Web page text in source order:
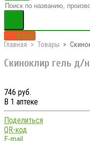
0 руб.
Главная Товары
Скиноклир гель д/
746 руб.
В 1 аптеке
Поделиться
QR-код